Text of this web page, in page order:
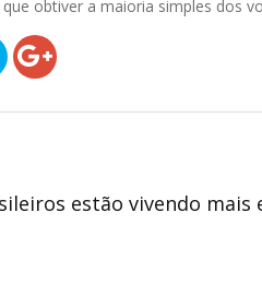
obtiver a maioria simples dos
estão vivendo mais